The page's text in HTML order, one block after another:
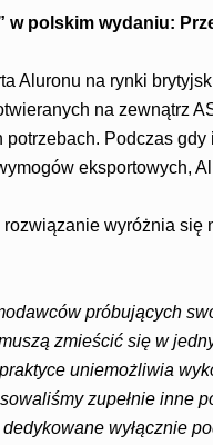
w polskim wydaniu:
Aluronu na rynki
na zewnątrz
potrzebach. Podczas
eksportowych,
wyróżnia się
próbujących
zmieścić się w
uniemożliwia
zupełnie inne
wyłącznie